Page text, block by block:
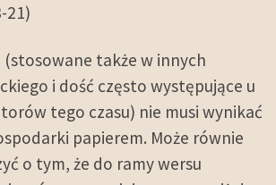
21)
(stosowane także w innych
i dość często występujące u
tego czasu) nie musi wynikać
papierem. Może równie
o tym, że do ramy wersu